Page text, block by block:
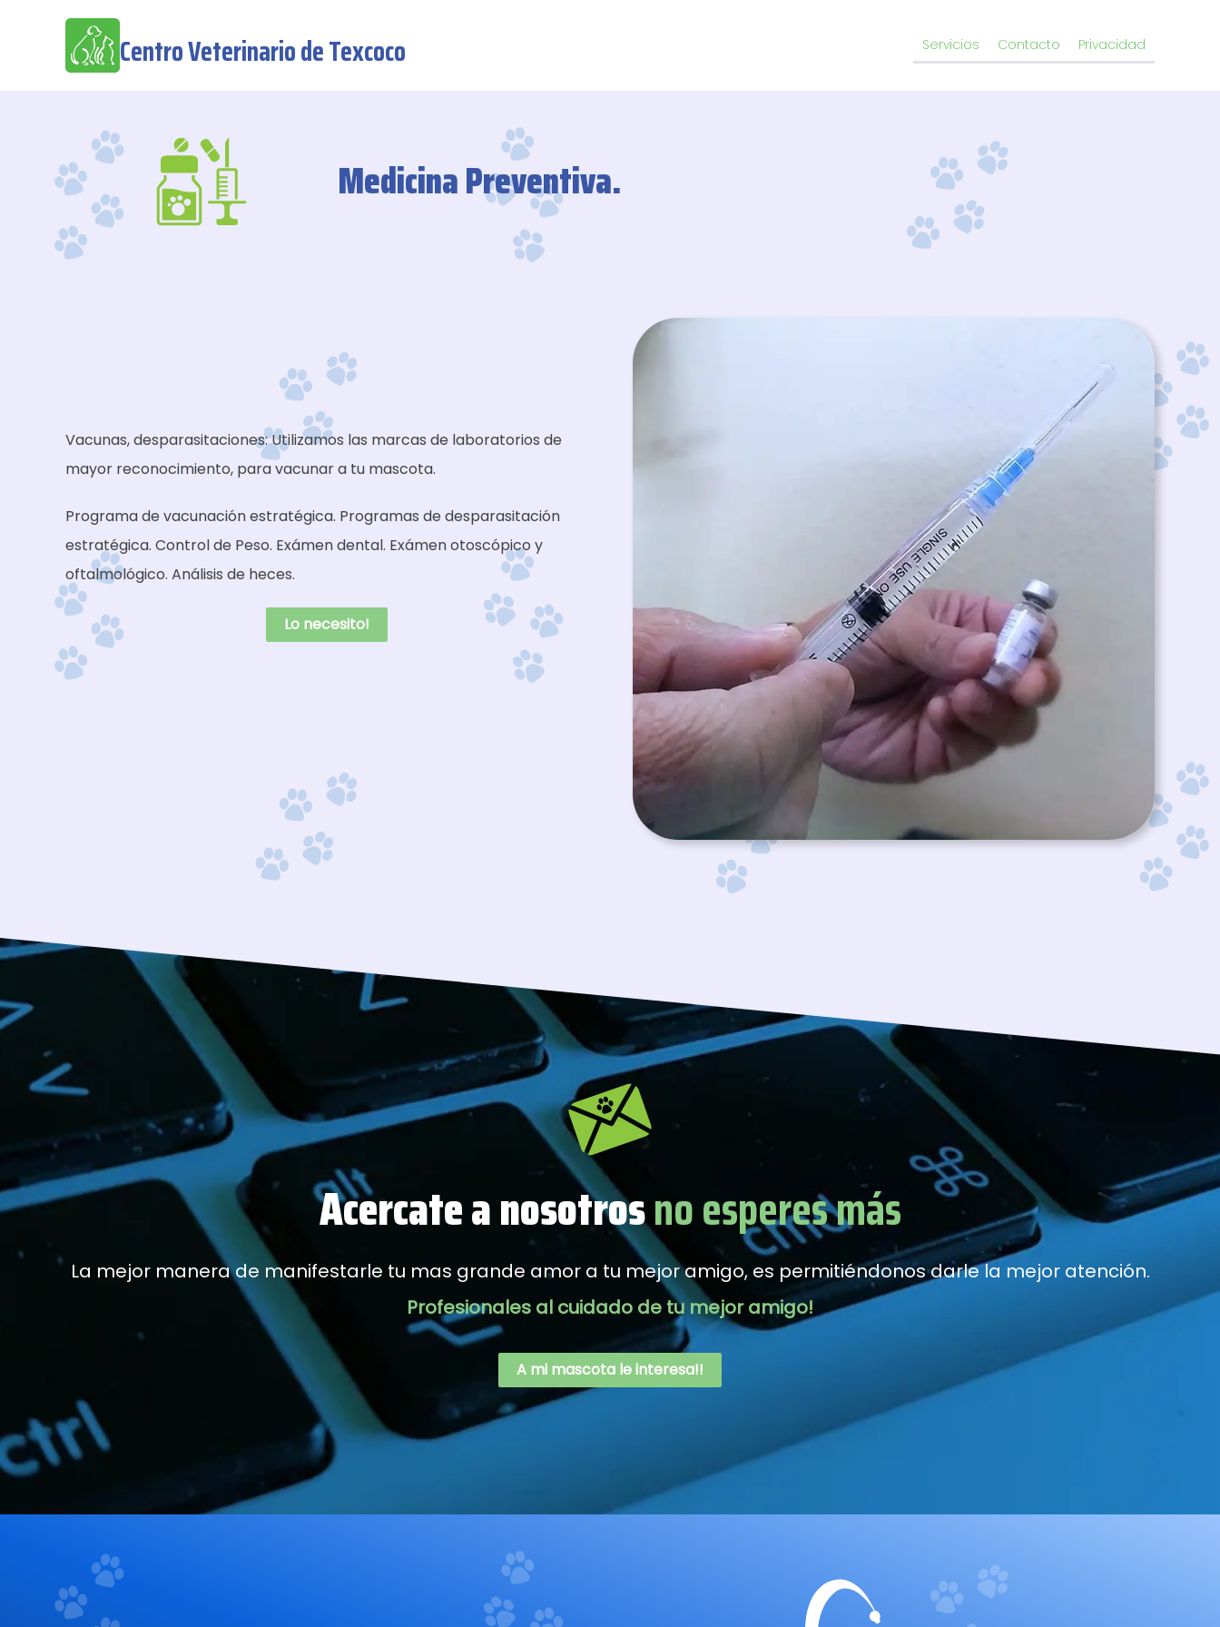
Centro Veterinario de Texcoco Servicios Contacto Privacidad
Medicina Preventiva.
Vacunas, desparasitaciones: Utilizamos las marcas de laboratorios de
mayor reconocimiento, para vacunar a tu mascota.
Programa de vacunación estratégica. Programas de desparasitación
estratégica. Control de Peso. Exámen dental. Exámen otoscópico y
oftalmológico. Análisis de heces.
Lo necesito!
Acercate a nosotrosno esperes más
La mejor manera de manifestarle tu mas grande amor a tu mejor amigo, es permitiéndonos darle la mejor atención.
Profesionales al cuidado de tu mejor amigo!
A mi mascota le interesa!!